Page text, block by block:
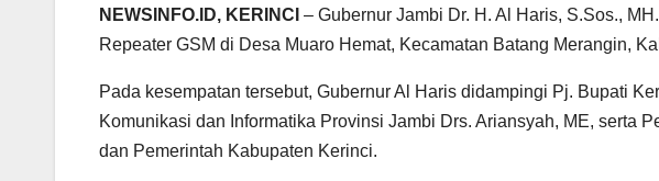
a
A
p
c
o
k
i
t
e
a
i
l
r
m
a
r
NEWSINFO.ID, KERINCI – Gubernur Jambi Dr. H. Al Haris, S.Sos.,
Repeater GSM di Desa Muaro Hemat, Kecamatan Batang Merangin,
Pada kesempatan tersebut, Gubernur Al Haris didampingi Pj. Bupati
Komunikasi dan Informatika Provinsi Jambi Drs. Ariansyah, ME, serta
dan Pemerintah Kabupaten Kerinci.